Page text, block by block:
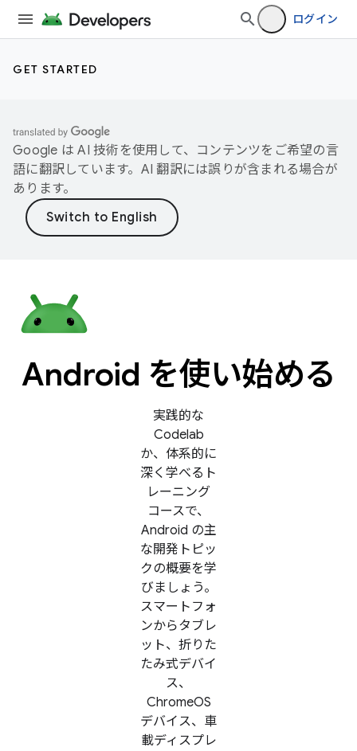
ログイン
GET STARTED
Google は AI 技術を使用して、コンテンツをご希望の言
語に翻訳しています。AI 翻訳には誤りが含まれる場合が
あります。
Android を使い始める
実践的な
Codelab
か、体系的に
深く学べるト
レーニング
コースで、
Android の主
な開発トピッ
クの概要を学
びましょう。
スマートフォ
ンからタブレ
ット、折りた
たみ式デバイ
ス、
ChromeOS
デバイス、車
載ディスプレ